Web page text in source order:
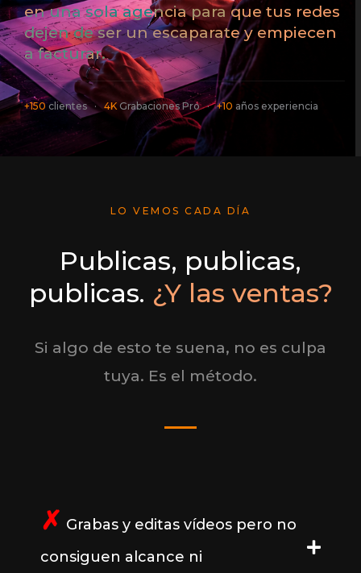
en una sola agencia para que tus redes
dejen de ser un escaparate y empiecen
a facturar.
+150clientes ·4KGrabaciones Pro ·+10 años experiencia
LO VEMOS CADA DÍA
Publicas, publicas,
publicas. ¿Y las ventas?
Si algo de esto te suena, no es culpa
tuya. Es el método.
✗ Grabas y editas vídeos pero no
consiguen alcance ni